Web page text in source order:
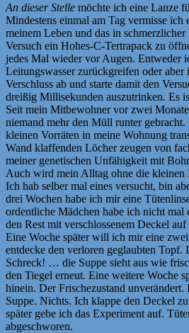
An dieser Stelle möchte ich eine Lanze
Mindestens einmal am Tag vermisse ich
meinem Leben und das in
Versuch ein Hohes-C-Tertrapack zu
jedes Mal wieder vor Augen. Entweder
Leitungswasser zurückgreifen oder aber
Verschluss ab und starte damit den
dreißig Millisekunden auszutrinken. Es
Seit mein Mitbewohner vor zwei
niemand mehr den Müll runter
kleinen Vorräten in meine Wohnung
Wand klaffenden Löcher zeugen von
meiner genetischen Unfähigkeit mit
Auch wird mein Alltag ohne die kleinen
Ich hab selber mal eines versucht, bin
drei Wochen habe ich mir eine
ordentliche Mädchen habe ich nicht mal
den Rest mit verschlossenem Deckel auf
Eine Woche später will ich mir eine
entdecke den verloren geglaubten Topf.
Schreck! … die Suppe sieht aus wie
den Tiegel erneut. Eine weitere Woche
hinein. Der Frischezustand unverändert.
Suppe. Nichts. Ich klappe den Deckel
später gebe ich das Experiment auf.
abgeschworen.